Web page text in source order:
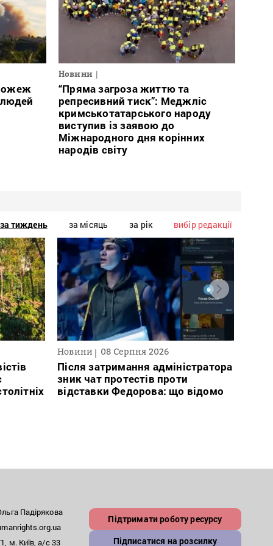
Новини
“Пряма загроза життю та
репресивний тиск”: Меджліс
кримськотатарського народу
виступив із заявою до
Міжнародного дня корінних
народів світу
за тиждень за місяць за рік вибір редакції
Новини 08 Серпня 2026
Після затримання адміністратора
зник чат протестів проти
відставки Федорова: що відомо
Падірякова
м. Київ, а/с 33
Підтримати роботу ресурсу
Підписатися на розсилку